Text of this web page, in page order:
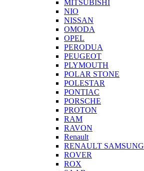
MITSUBISHI
NIO
NISSAN
OMODA
OPEL
PERODUA
PEUGEOT
PLYMOUTH
POLAR STONE
POLESTAR
PONTIAC
PORSCHE
PROTON
RAM
RAVON
Renault
RENAULT SAMSUNG
ROVER
ROX